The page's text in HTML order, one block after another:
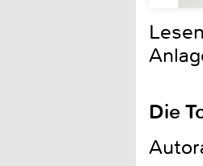
Die